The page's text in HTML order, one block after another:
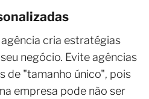
cria estratégias
negócio. Evite agências
de "tamanho único", pois
empresa pode não ser